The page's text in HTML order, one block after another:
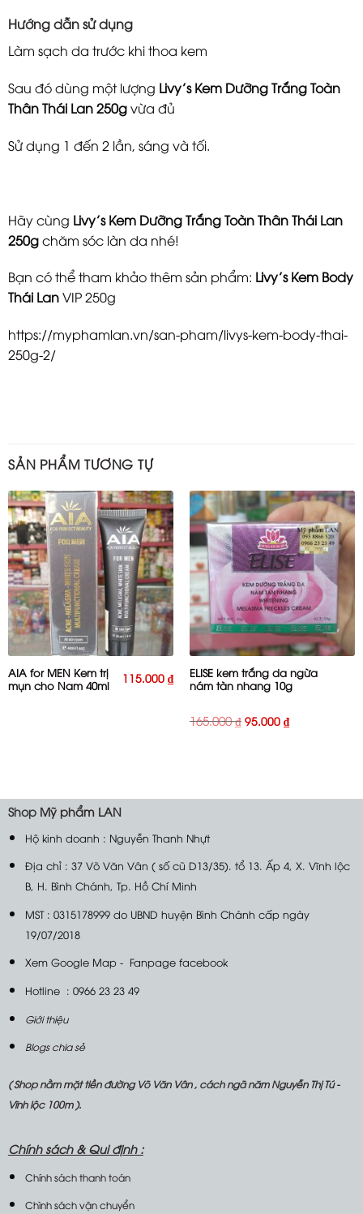
Hướng dẫn sử dụng
Làm sạch da trước khi thoa kem
Sau đó dùng một lượng Livy’s Kem Dưỡng Trắng Toàn
Thân Thái Lan 250gvừa đủ
Sử dụng 1 đến 2 lần, sáng và tối.
Hãy cùng Livy’s Kem Dưỡng Trắng Toàn Thân Thái Lan
250gchăm sóc làn da nhé!
Bạn có thể tham khảo thêm sản phẩm: Livy’s Kem Body
Thái LanVIP 250g
https://myphamlan.vn/san-pham/livys-kem-body-thai-
250g-2/
SẢN PHẨM TƯƠNG TỰ
AIA for MEN Kem trị
mụn cho Nam 40ml
115.000₫
ELISE kem trắng da ngừa
nám tàn nhang 10g
165.000₫ Giá
gốc
95.000 ₫Giá
hiện
Shop Mỹ phẩm LAN
Hộ kinh doanh : Nguyễn Thanh Nhựt
Địa chỉ : 37 Võ Văn Vân ( số cũ D13/35). tổ 13. Ấp 4, X. Vĩnh lộc
B, H. Bình Chánh, Tp. Hồ Chí Minh
MST : 0315178999 do UBND huyện Bình Chánh cấp ngày
19/07/2018
Xem Google Map- Fanpage facebook
Hotline : 0966 23 23 49
Giới thiệu
Blogs chia sẻ
( Shop nằm mặt tiền đường Võ Văn Vân , cách ngã năm Nguyễn Thị Tú -
Vĩnh lộc 100m ).
Chính sách &Qui định :
Chính sách thanh toán
Chình sách vận chuyển